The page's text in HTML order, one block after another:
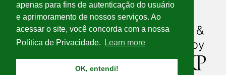
apenas para fins de autenticação do usuário
e aprimoramento de nossos serviços. Ao
acessar o site, você concorda com a nossa
Política de Privacidade.
Learn more
OK, entendi!